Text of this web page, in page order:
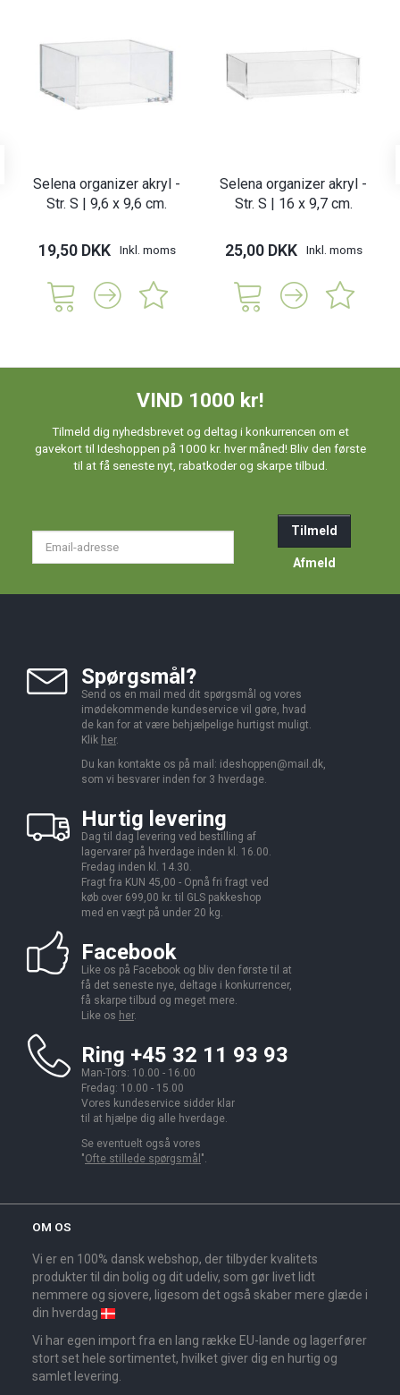
Selena organizer akryl -
Str. S | 9,6 x 9,6 cm.
19,50 DKK Inkl. moms
Selena organizer akryl -
Str. S | 16 x 9,7 cm.
25,00 DKK Inkl. moms
VIND 1000 kr!
Tilmeld dig nyhedsbrevet og deltag i konkurrencen om et
gavekort til Ideshoppen på 1000 kr. hver måned! Bliv den første
til at få seneste nyt, rabatkoder og skarpe tilbud.
Tilmeld
Afmeld
Spørgsmål?
Send os en mail med dit spørgsmål og vores
imødekommende kundeservice vil gøre, hvad
de kan for at være behjælpelige hurtigst muligt.
Klik her.
Du kan kontakte os på mail: ideshoppen@mail.dk,
som vi besvarer inden for 3 hverdage.
Hurtig levering
Dag til dag levering ved bestilling af
lagervarer på hverdage inden kl. 16.00.
Fredag inden kl. 14.30.
Fragt fra KUN 45,00 - Opnå fri fragt ved
køb over 699,00 kr. til GLS pakkeshop
med en vægt på under 20 kg.
Facebook
Like os på Facebook og bliv den første til at
få det seneste nye, deltage i konkurrencer,
få skarpe tilbud og meget mere.
Like os her.
Ring +45 32 11 93 93
Man-Tors: 10.00 - 16.00
Fredag: 10.00 - 15.00
Vores kundeservice sidder klar
til at hjælpe dig alle hverdage.
Se eventuelt også vores
"Ofte stillede spørgsmål ".
OM OS
Vi er en 100% dansk webshop, der tilbyder kvalitets
produkter til din bolig og dit udeliv, som gør livet lidt
nemmere og sjovere, ligesom det også skaber mere glæde i
din hverdag
Vi har egen import fra en lang række EU-lande og lagerfører
stort set hele sortimentet, hvilket giver dig en hurtig og
samlet levering.